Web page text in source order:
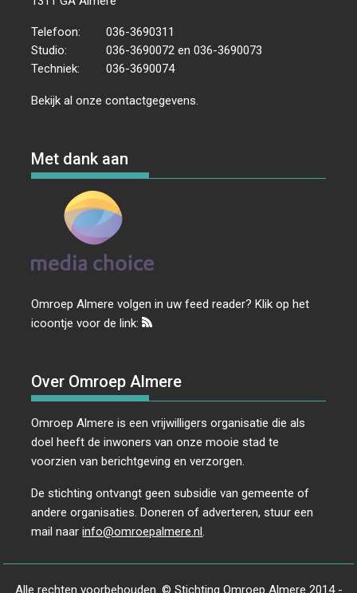
Telefoon:
036-3690311
Studio:
036-3690072 en 036-3690073
Techniek:
036-3690074
Bekijk al onzecontactgegevens.
Met dank aan
Omroep Almere volgen in uw feed reader? Klik op het
icoontje voor de link:
Over Omroep Almere
Omroep Almere is een vrijwilligers organisatie die als
doel heeft de inwoners van onze mooie stad te
voorzien van berichtgeving en verzorgen.
De stichting ontvangt geen subsidie van gemeente of
andere organisaties. Doneren of adverteren, stuur een
mail naarinfo@omroepalmere.nl.
Alle rechten voorbehouden. © Stichting Omroep Almere 2014 -